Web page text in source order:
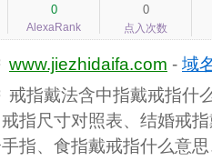
0
AlexaRank
0
点入次数
www.jiezhidaifa.com - 域
戒指戴法含中指戴戒指什
指尺寸对照表、结婚戒
指、食指戴戒指什么意